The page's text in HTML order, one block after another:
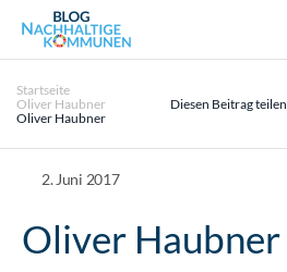
Startseite
Oliver Haubner
Oliver Haubner
Diesen Beitrag teilen
2. Juni 2017
Oliver Haubner